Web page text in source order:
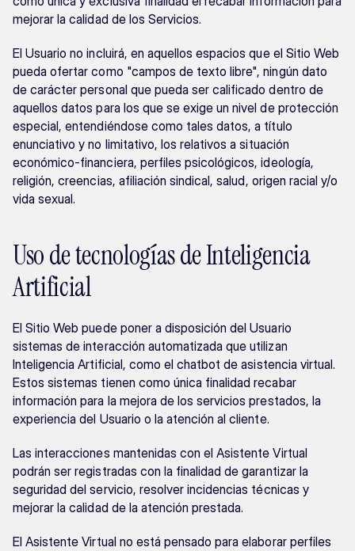
mejorar la calidad de los Servicios.
El Usuario no incluirá, en aquellos espacios que el Sitio Web
pueda ofertar como "campos de texto libre", ningún dato
de carácter personal que pueda ser calificado dentro de
aquellos datos para los que se exige un nivel de protección
especial, entendiéndose como tales datos, a título
enunciativo y no limitativo, los relativos a situación
económico-financiera, perfiles psicológicos, ideología,
religión, creencias, afiliación sindical, salud, origen racial y/o
vida sexual.
Uso de tecnologías de Inteligencia
Artificial
El Sitio Web puede poner a disposición del Usuario
sistemas de interacción automatizada que utilizan
Inteligencia Artificial, como el chatbot de asistencia virtual.
Estos sistemas tienen como única finalidad recabar
información para la mejora de los servicios prestados, la
experiencia del Usuario o la atención al cliente.
Las interacciones mantenidas con el Asistente Virtual
podrán ser registradas con la finalidad de garantizar la
seguridad del servicio, resolver incidencias técnicas y
mejorar la calidad de la atención prestada.
El Asistente Virtual no está pensado para elaborar perfiles